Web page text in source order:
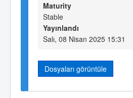
Maturity
Stable
Yayınlandı
Salı, 08 Nisan 2025 15:31
Dosyaları görüntüle